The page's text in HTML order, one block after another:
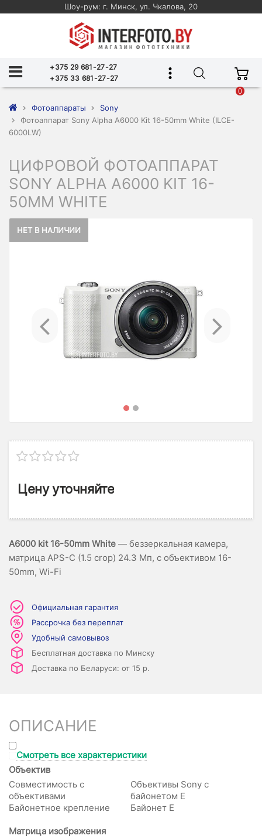
Шоу-рум: г. Минск, ул. Чкалова, 20
+375 29 681-27-27
+375 33 681-27-27
0
Фотоаппараты
Sony
Фотоаппарат Sony Alpha A6000 Kit 16-50mm White (ILCE-
6000LW)
ЦИФРОВОЙ ФОТОАППАРАТ
SONY ALPHA A6000 KIT 16-
50MM WHITE
НЕТ В НАЛИЧИИ
Previous
Цену уточняйте
A6000 kit 16-50mm White — беззеркальная камера,
матрица APS-C (1.5 crop) 24.3 Мп, с объективом 16-
50mm, Wi-Fi
Официальная гарантия
Рассрочка без переплат
Удобный самовывоз
Бесплатная доставка по Минску
Доставка по Беларуси: от 15 р.
ОПИСАНИЕ
Смотреть все характеристики
Объектив
Совместимость с
объективами
Объективы Sony с
байонетом E
Байонетное крепление
Байонет E
Матрица изображения